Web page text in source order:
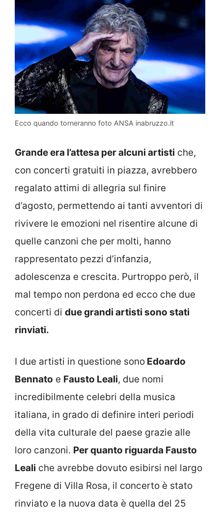
Ecco quando torneranno foto ANSA inabruzzo.it
Grande era l’attesa per alcuni artisti che,
con concerti gratuiti in piazza, avrebbero
regalato attimi di allegria sul finire
d’agosto, permettendo ai tanti avventori di
rivivere le emozioni nel risentire alcune di
quelle canzoni che per molti, hanno
rappresentato pezzi d’infanzia,
adolescenza e crescita. Purtroppo però, il
mal tempo non perdona ed ecco che due
concerti di due grandi artisti sono stati
rinviati.
I due artisti in questione sono Edoardo
Bennato e Fausto Leali, due nomi
incredibilmente celebri della musica
italiana, in grado di definire interi periodi
della vita culturale del paese grazie alle
loro canzoni. Per quanto riguarda Fausto
Leali che avrebbe dovuto esibirsi nel largo
Fregene di Villa Rosa, il concerto è stato
rinviato e la nuova data è quella del 25